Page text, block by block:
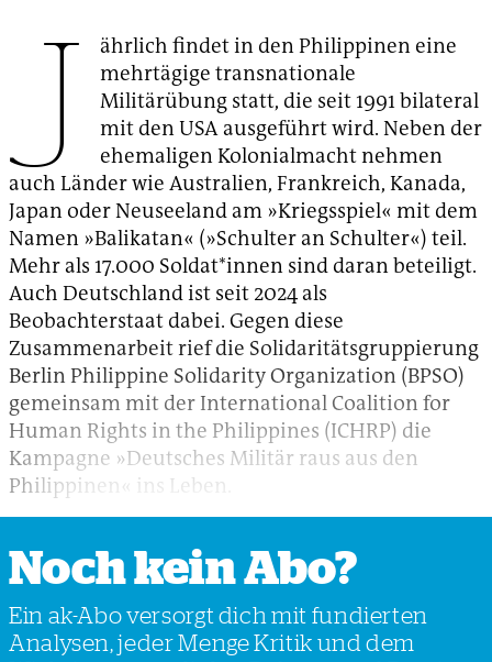
J
ährlich findet in den Philippinen eine
mehrtägige transnationale
Militärübung statt, die seit 1991 bilateral
mit den USA ausgeführt wird. Neben der
ehemaligen Kolonialmacht nehmen
auch Länder wie Australien, Frankreich, Kanada,
Japan oder Neuseeland am »Kriegsspiel« mit dem
Namen »Balikatan« (»Schulter an Schulter«) teil.
Mehr als 17.000 Soldat*innen sind daran beteiligt.
Auch Deutschland ist seit 2024 als
Beobachterstaat dabei. Gegen diese
Zusammenarbeit rief die Solidaritätsgruppierung
Berlin Philippine Solidarity Organization (BPSO)
gemeinsam mit der International Coalition for
Human Rights in the Philippines (ICHRP) die
Kampagne »Deutsches Militär raus aus den
Philippinen« ins Leben.
Noch kein Abo?
Ein ak-Abo versorgt dich mit fundierten
Analysen, jeder Menge Kritik und dem